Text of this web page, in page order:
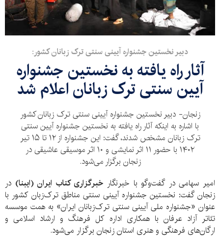
دبیر نخستین جشنواره آیینی سنتی ترک زبانان کشور:
آثار راه یافته به نخستین جشنواره
آیین سنتی ترک زبانان اعلام شد
زنجان- دبیر نخستین جشنواره آیینی سنتی ترک زبانان کشور
با اشاره به اینکه آثار راه یافته به نخستین جشنواره آیین سنتی
ترک زبانان مشخص شدند، گفت: این جشنواره از ۱۲ تا ۱۵ تیر
۱۴۰۲ با حضور ۱۱ اثر نمایشی و ۱۰ اثر موسیقی عاشیقی در
زنجان برگزار می‌شود.
امیر سهامی در گفت‌وگو با خبرنگار خبرگزاری کتاب ایران (ایبنا) در
زنجان گفت: نخستین جشنواره آیینی سنتی مناطق ترک‌زبان کشور با
عنوان «جشنواره ملی آیینی سنتی ترک‌زبانان ایران» به همت موسسه
تئاتر آزاد عرفان با همکاری اداره کل فرهنگ و ارشاد اسلامی و
ارگان‌های فرهنگی و هنری استان زنجان برگزار می‌شود.